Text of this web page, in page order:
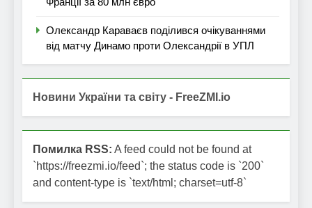
Олександр Караваєв поділився очікуваннями
від матчу Динамо проти Олександрії в УПЛ
Новини України та світу - FreeZMI.io
Помилка RSS: A feed could not be found at
`https://freezmi.io/feed`; the status code is `200`
and content-type is `text/html; charset=utf-8`